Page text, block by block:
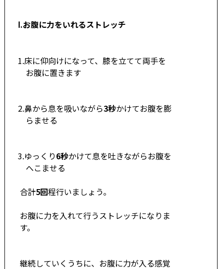
Ⅰ.お腹に力をいれるストレッチ
1.床に仰向けになって、膝を立てて両手を
お腹に置きます
2.鼻から息を吸いながら3秒かけてお腹を膨
らませる
3.ゆっくり6秒かけて息を吐きながらお腹を
へこませる
合計5回程行いましょう。
お腹に力を入れて行うストレッチになりま
す。
継続していくうちに、お腹に力が入る感覚